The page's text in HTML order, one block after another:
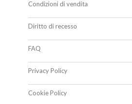
Condizioni di vendita
Diritto di recesso
FAQ
Privacy Policy
Cookie Policy